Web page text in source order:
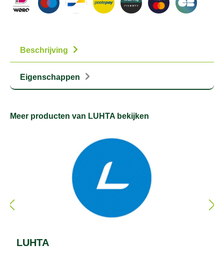
Beschrijving
Eigenschappen
Meer producten van LUHTA bekijken
LUHTA